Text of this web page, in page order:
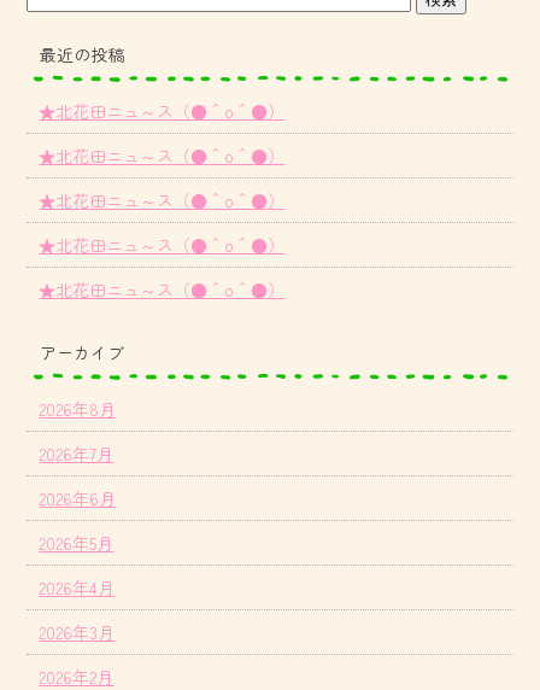
最近の投稿
★北花田ニュ～ス（●＾o＾●）
★北花田ニュ～ス（●＾o＾●）
★北花田ニュ～ス（●＾o＾●）
★北花田ニュ～ス（●＾o＾●）
★北花田ニュ～ス（●＾o＾●）
アーカイブ
2026年8月
2026年7月
2026年6月
2026年5月
2026年4月
2026年3月
2026年2月